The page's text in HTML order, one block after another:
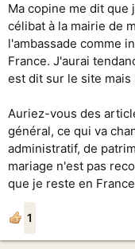
Ma copine me dit
célibat à la mairie de
l'ambassade comme
France. J'aurai
est dit sur le site mais
Auriez-vous des
général, ce qui va
administratif, de
mariage n'est pas
que je reste en
1